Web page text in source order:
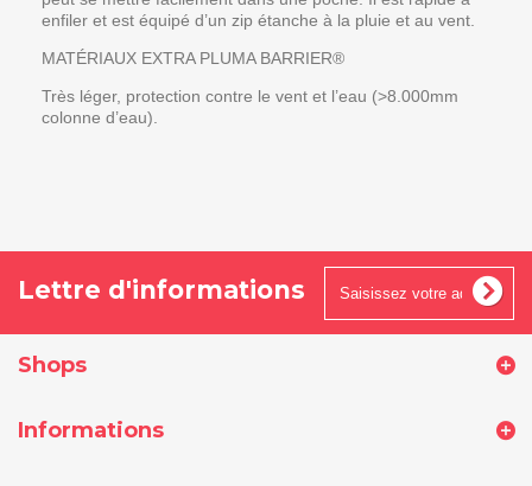
enfiler et est équipé d’un zip étanche à la pluie et au vent.
MATÉRIAUX EXTRA PLUMA BARRIER®
Très léger, protection contre le vent et l’eau (>8.000mm
colonne d’eau).
Lettre d'informations
Shops
Informations